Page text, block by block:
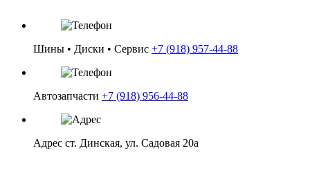
в корзину
Шины • Диски • Сервис +7 (918) 957-44-88
Автозапчасти +7 (918) 956-44-88
Адрес ст. Динская, ул. Садовая 20а